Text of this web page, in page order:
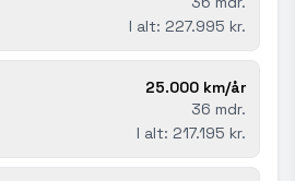
I alt: 227.995 kr.
25.000 km/år
36 mdr.
I alt: 217.195 kr.